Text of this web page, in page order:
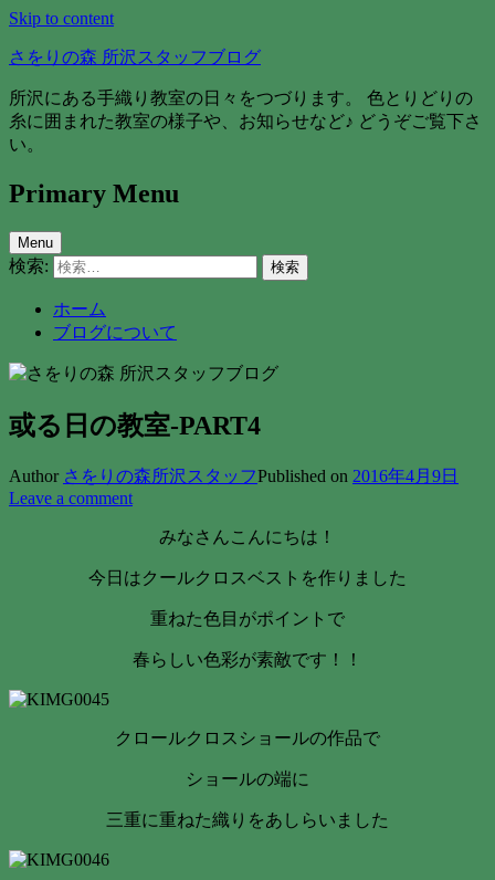
Skip to content
さをりの森 所沢スタッフブログ
所沢にある手織り教室の日々をつづります。 色とりどりの
糸に囲まれた教室の様子や、お知らせなど♪ どうぞご覧下さ
い。
Primary Menu
Menu
検索:
ホーム
ブログについて
或る日の教室-PART4
Author さをりの森所沢スタッフPublished on 2016年4月9日
Leave a comment
みなさんこんにちは！
今日はクールクロスベストを作りました
重ねた色目がポイントで
春らしい色彩が素敵です！！
クロールクロスショールの作品で
ショールの端に
三重に重ねた織りをあしらいました